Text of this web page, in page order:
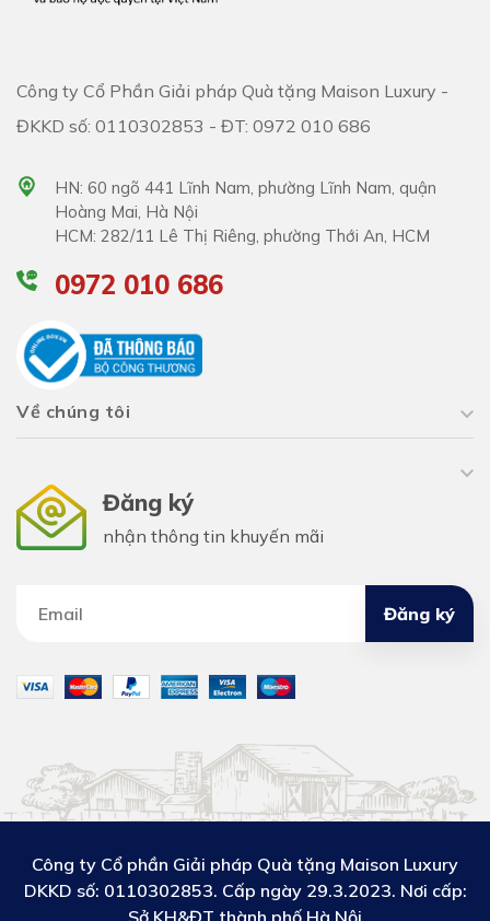
Công ty Cổ Phần Giải pháp Quà tặng Maison Luxury -
ĐKKD số: 0110302853 - ĐT: 0972 010 686
HN: 60 ngõ 441 Lĩnh Nam, phường Lĩnh Nam, quận
Hoàng Mai, Hà Nội
HCM: 282/11 Lê Thị Riêng, phường Thới An, HCM
0972 010 686
Về chúng tôi
Đăng ký
nhận thông tin khuyến mãi
Đăng ký
Công ty Cổ phần Giải pháp Quà tặng Maison Luxury
DKKD số: 0110302853. Cấp ngày 29.3.2023. Nơi cấp: